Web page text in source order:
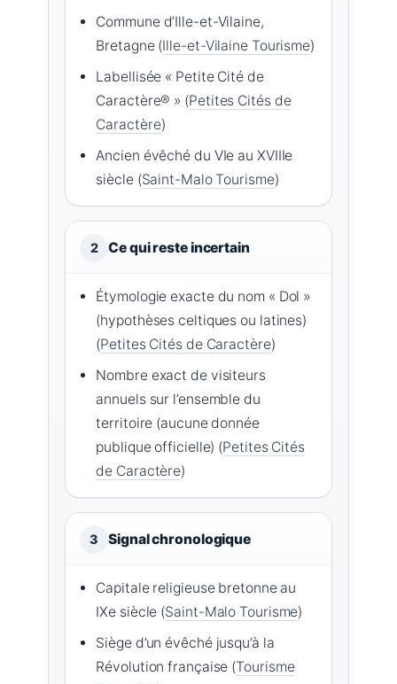
Commune d’Ille-et-Vilaine,
Bretagne (Ille-et-Vilaine Tourisme)
Labellisée « Petite Cité de
Caractère® » (Petites Cités de
Caractère)
Ancien évêché du VIe au XVIIIe
siècle (Saint-Malo Tourisme)
2 Ce qui reste incertain
Étymologie exacte du nom « Dol »
(hypothèses celtiques ou latines)
(Petites Cités de Caractère)
Nombre exact de visiteurs
annuels sur l’ensemble du
territoire (aucune donnée
publique officielle) (Petites Cités
de Caractère)
3 Signal chronologique
Capitale religieuse bretonne au
IXe siècle (Saint-Malo Tourisme)
Siège d’un évêché jusqu’à la
Révolution française (Tourisme